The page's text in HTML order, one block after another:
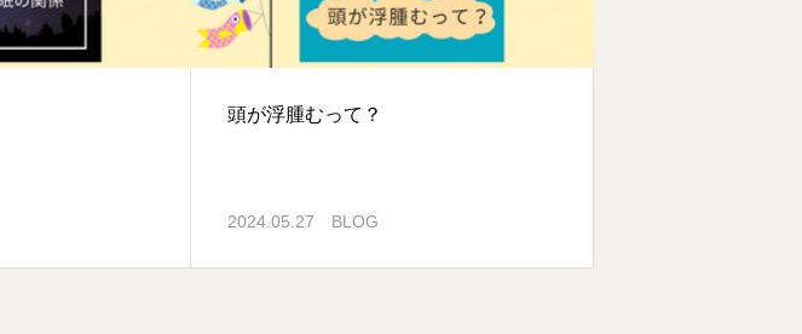
頭が浮腫むって？
2024.05.27 BLOG